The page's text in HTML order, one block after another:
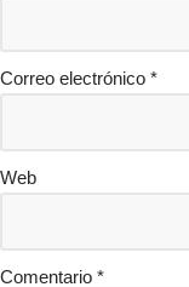
Correo electrónico *
Web
Comentario *